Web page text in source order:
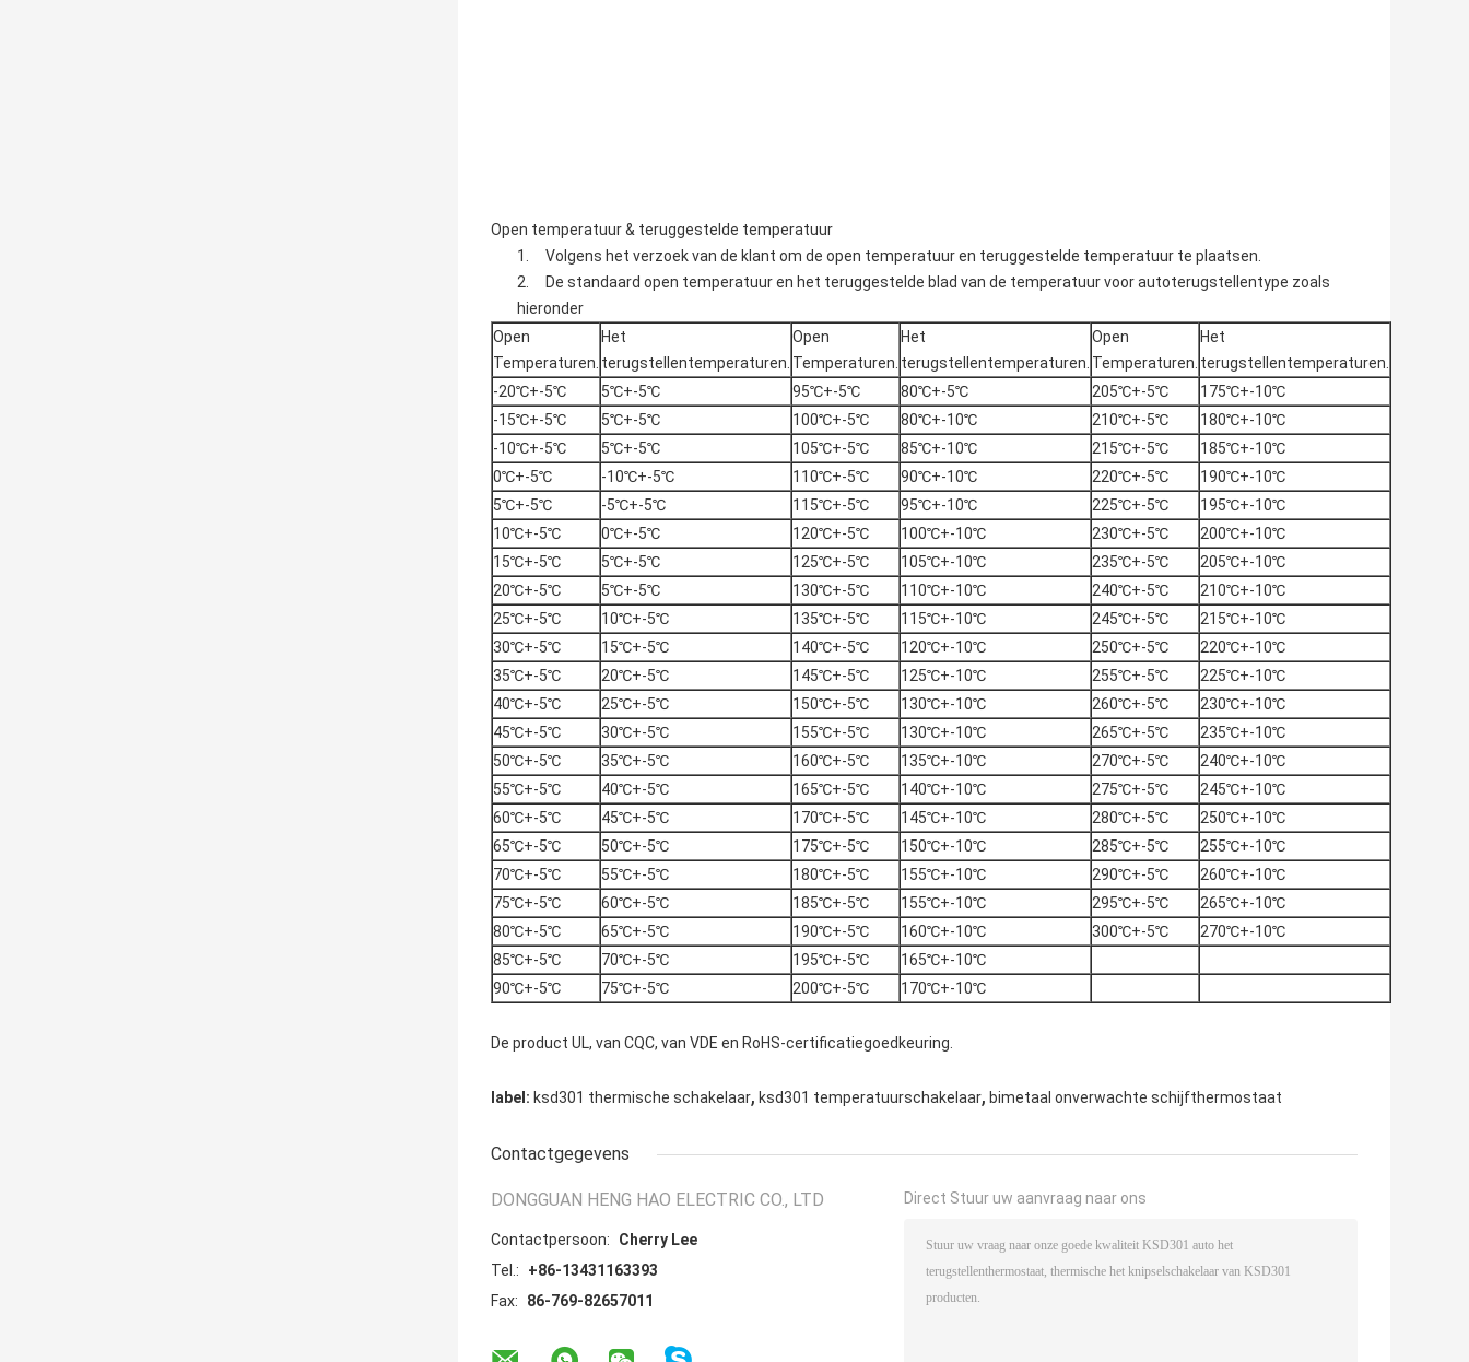
Open temperatuur & teruggestelde temperatuur
1. Volgens het verzoek van de klant om de open temperatuur en teruggestelde temperatuur te plaatsen.
2. De standaard open temperatuur en het teruggestelde blad van de temperatuur voor autoterugstellentype zoals
hieronder
Open
Temperaturen.
Het
terugstellentemperaturen.
Open
Temperaturen.
Het
terugstellentemperaturen.
Open
Temperaturen.
Het
terugstellentemperaturen.
-20℃+-5℃
5℃+-5℃ 95℃+-5℃ 80℃+-5℃ 205℃+-5℃
175℃+-10℃
-15℃+-5℃
5℃+-5℃ 100℃+-5℃ 80℃+-10℃ 210℃+-5℃
180℃+-10℃
-10℃+-5℃
5℃+-5℃ 105℃+-5℃ 85℃+-10℃ 215℃+-5℃
185℃+-10℃
0℃+-5℃
-10℃+-5℃ 110℃+-5℃ 90℃+-10℃ 220℃+-5℃
190℃+-10℃
5℃+-5℃
-5℃+-5℃ 115℃+-5℃ 95℃+-10℃ 225℃+-5℃
195℃+-10℃
10℃+-5℃
0℃+-5℃ 120℃+-5℃ 100℃+-10℃ 230℃+-5℃
200℃+-10℃
15℃+-5℃
5℃+-5℃ 125℃+-5℃ 105℃+-10℃ 235℃+-5℃
205℃+-10℃
20℃+-5℃
5℃+-5℃ 130℃+-5℃ 110℃+-10℃ 240℃+-5℃
210℃+-10℃
25℃+-5℃
10℃+-5℃ 135℃+-5℃ 115℃+-10℃ 245℃+-5℃
215℃+-10℃
30℃+-5℃
15℃+-5℃ 140℃+-5℃ 120℃+-10℃ 250℃+-5℃
220℃+-10℃
35℃+-5℃
20℃+-5℃ 145℃+-5℃ 125℃+-10℃ 255℃+-5℃
225℃+-10℃
40℃+-5℃
25℃+-5℃ 150℃+-5℃ 130℃+-10℃ 260℃+-5℃
230℃+-10℃
45℃+-5℃
30℃+-5℃ 155℃+-5℃ 130℃+-10℃ 265℃+-5℃
235℃+-10℃
50℃+-5℃
35℃+-5℃ 160℃+-5℃ 135℃+-10℃ 270℃+-5℃
240℃+-10℃
55℃+-5℃
40℃+-5℃ 165℃+-5℃ 140℃+-10℃ 275℃+-5℃
245℃+-10℃
60℃+-5℃
45℃+-5℃ 170℃+-5℃ 145℃+-10℃ 280℃+-5℃
250℃+-10℃
65℃+-5℃
50℃+-5℃ 175℃+-5℃ 150℃+-10℃ 285℃+-5℃
255℃+-10℃
70℃+-5℃
55℃+-5℃ 180℃+-5℃ 155℃+-10℃ 290℃+-5℃
260℃+-10℃
75℃+-5℃
60℃+-5℃ 185℃+-5℃ 155℃+-10℃ 295℃+-5℃
265℃+-10℃
80℃+-5℃
65℃+-5℃ 190℃+-5℃ 160℃+-10℃ 300℃+-5℃
270℃+-10℃
85℃+-5℃
70℃+-5℃ 195℃+-5℃
165℃+-10℃
90℃+-5℃
75℃+-5℃ 200℃+-5℃ 170℃+-10℃
De product UL, van CQC, van VDE en RoHS-certificatiegoedkeuring.
label: ksd301 thermische schakelaar, ksd301 temperatuurschakelaar, bimetaal onverwachte schijfthermostaat
Contactgegevens
DONGGUAN HENG HAO ELECTRIC CO., LTD
Contactpersoon:
Cherry Lee
Tel.:
+86-13431163393
Fax:
86-769-82657011
Direct Stuur uw aanvraag naar ons